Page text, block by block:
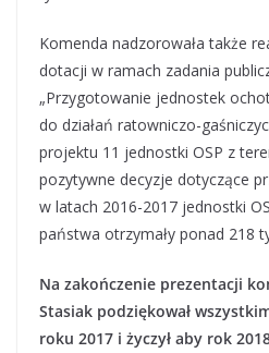
Komenda nadzorowała także
dotacji w ramach zadania
„Przygotowanie jednostek
do działań ratowniczo-
projektu 11 jednostki OSP z
pozytywne decyzje dotyczące
w latach 2016-2017 jednostki
państwa otrzymały ponad 218
Na zakończenie prezentacji
Stasiak podziękował
roku 2017 i życzył aby rok